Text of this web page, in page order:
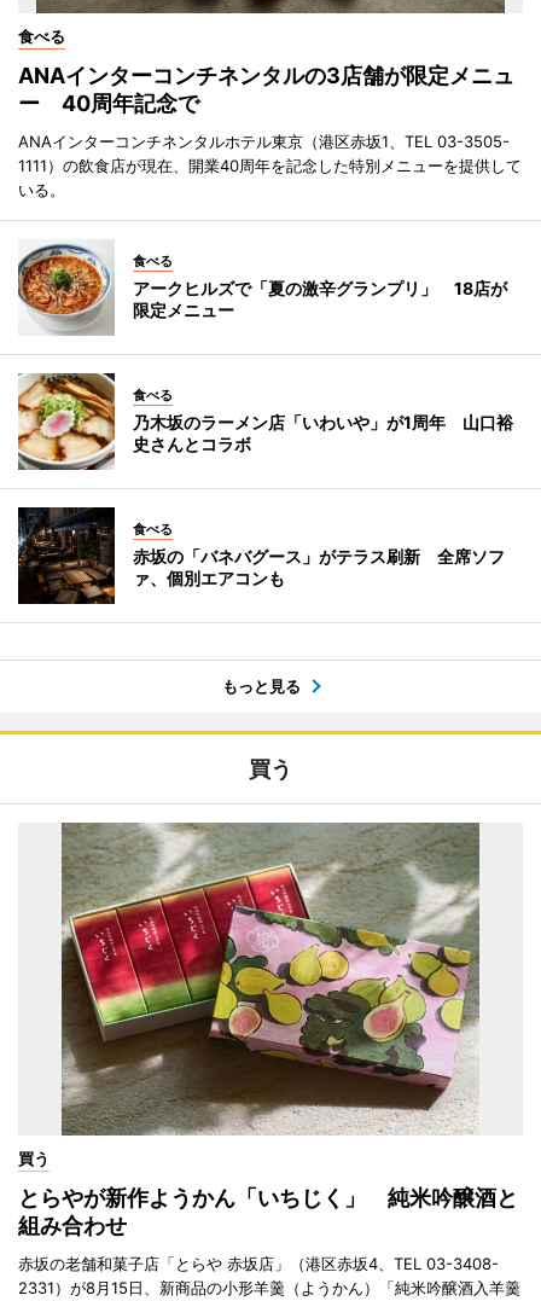
食べる
ANAインターコンチネンタルの3店舗が限定メニュ
ー 40周年記念で
ANAインターコンチネンタルホテル東京（港区赤坂1、TEL 03-3505-
1111）の飲食店が現在、開業40周年を記念した特別メニューを提供して
いる。
食べる
アークヒルズで「夏の激辛グランプリ」 18店が
限定メニュー
食べる
乃木坂のラーメン店「いわいや」が1周年 山口裕
史さんとコラボ
食べる
赤坂の「バネバグース」がテラス刷新 全席ソフ
ァ、個別エアコンも
もっと見る
買う
買う
とらやが新作ようかん「いちじく」 純米吟醸酒と
組み合わせ
赤坂の老舗和菓子店「とらや 赤坂店」（港区赤坂4、TEL 03-3408-
2331）が8月15日、新商品の小形羊羹（ようかん）「純米吟醸酒入羊羹